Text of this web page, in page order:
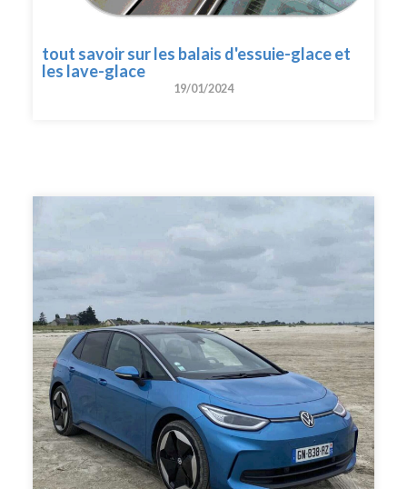
tout savoir sur les balais d'essuie-glace et
les lave-glace
19/01/2024